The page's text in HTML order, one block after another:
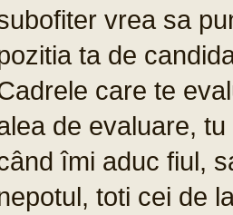
vrea sa
ta de
care te
de evaluare,
îmi aduc fiul,
toti cei de